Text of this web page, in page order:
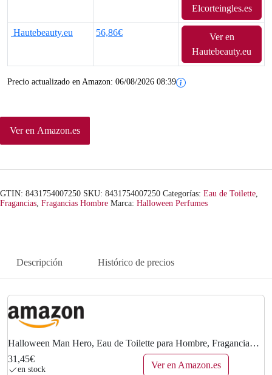
Elcorteingles.es
Hautebeauty.eu 56,86€
Ver en
Hautebeauty.eu
Precio actualizado en Amazon: 06/08/2026 08:39
Ver en Amazon.es
GTIN: 8431754007250 SKU: 8431754007250 Categorías: Eau de Toilette,
Fragancias, Fragancias Hombre Marca: Halloween Perfumes
Descripción Histórico de precios
Halloween Man Hero, Eau de Toilette para Hombre, Fragancia
Acuática Amaderada, 125 ml con Vaporizador
31,45€
en stock Ver en Amazon.es